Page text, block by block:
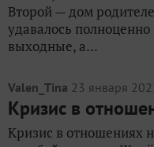
Второй — дом
удавалось полноценно
выходные, а...
Valen_Tina 23 января
Кризис в
Кризис в отношениях